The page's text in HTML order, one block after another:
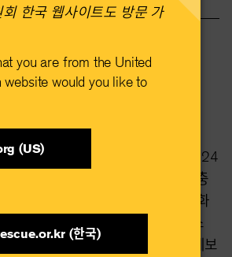
—Kinshasa, DRC, August 19, 2024
과 다양한 무장 단체 간의 무력 충
적 위기를 겪고 있는 콩고민주공화
부(North Kivu) 주는 이제 엠폭스
산되는 상황에 놓여있습니다. 세계보
한국 웹사이트도 방문 가
you are from the United
website would you like to
(US)
(한국)​